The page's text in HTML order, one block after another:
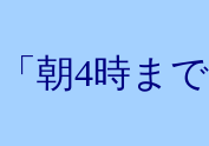
朝4時ま